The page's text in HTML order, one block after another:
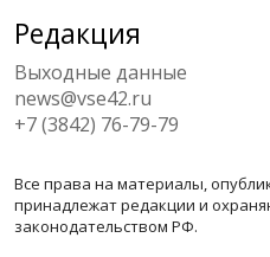
Редакция
Выходные данные
news@vse42.ru
+7 (3842) 76-79-79
Все права на материалы,
принадлежат редакции и
законодательством РФ.